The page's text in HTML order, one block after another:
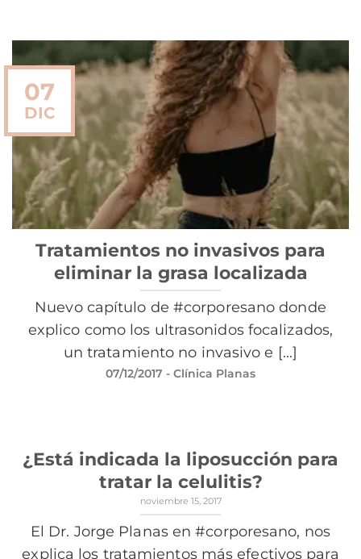
Tratamientos no invasivos para
eliminar la grasa localizada
Nuevo capítulo de #corporesano donde
explico como los ultrasonidos focalizados,
un tratamiento no invasivo e [...]
07/12/2017 - Clínica Planas
07
DIC
¿Está indicada la liposucción para
tratar la celulitis?
noviembre 15, 2017
El Dr. Jorge Planas en #corporesano, nos
explica los tratamientos más efectivos para